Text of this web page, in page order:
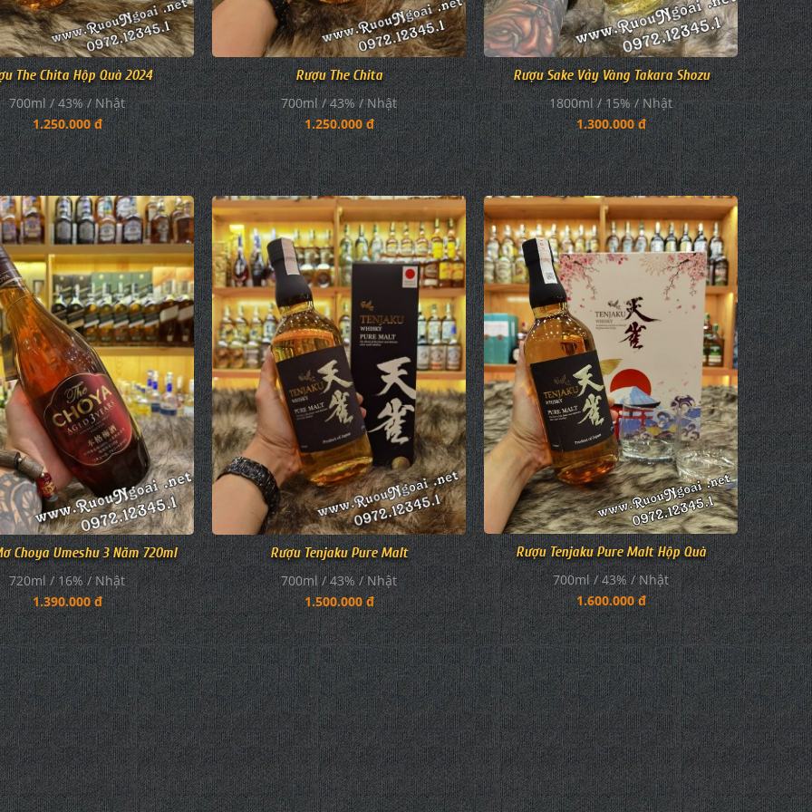
The Chita Hộp Quà 2024
700ml / 43% / Nhật
1.250.000 đ
Rượu The Chita
700ml / 43% / Nhật
1.250.000 đ
Rượu Sake Vảy Vàng Takara Shozu
1800ml / 15% / Nhật
1.300.000 đ
Choya Umeshu 3 Năm 720ml
720ml / 16% / Nhật
1.390.000 đ
Rượu Tenjaku Pure Malt
700ml / 43% / Nhật
1.500.000 đ
Rượu Tenjaku Pure Malt Hộp Quà
700ml / 43% / Nhật
1.600.000 đ